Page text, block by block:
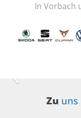
In Vorbach
Zurück
Zu uns